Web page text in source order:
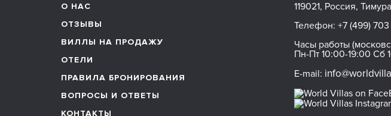
О НАС
ОТЗЫВЫ
ВИЛЛЫ НА ПРОДАЖУ
ОТЕЛИ
ПРАВИЛА БРОНИРОВАНИЯ
ВОПРОСЫ И ОТВЕТЫ
КОНТАКТЫ
119021, Россия,
Телефон: +7 (499) 703
Часы работы
Пн-Пт 10:00-19:00 Сб
E-mail: